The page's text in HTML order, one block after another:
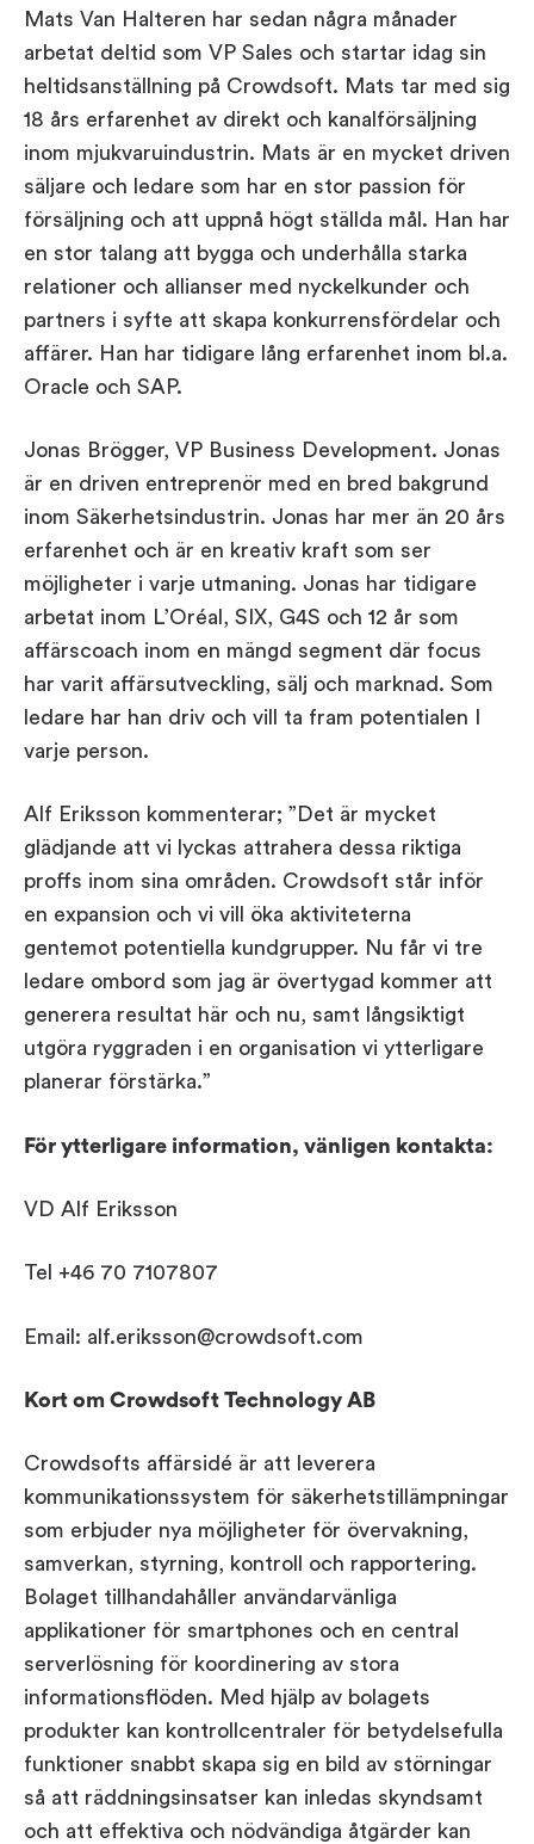
Mats Van Halteren har sedan några månader
arbetat deltid som VP Sales och startar idag sin
heltidsanställning på Crowdsoft. Mats tar med sig
18 års erfarenhet av direkt och kanalförsäljning
inom mjukvaruindustrin. Mats är en mycket driven
säljare och ledare som har en stor passion för
försäljning och att uppnå högt ställda mål. Han har
en stor talang att bygga och underhålla starka
relationer och allianser med nyckelkunder och
partners i syfte att skapa konkurrensfördelar och
affärer. Han har tidigare lång erfarenhet inom bl.a.
Oracle och SAP.
Jonas Brögger, VP Business Development. Jonas
är en driven entreprenör med en bred bakgrund
inom Säkerhetsindustrin. Jonas har mer än 20 års
erfarenhet och är en kreativ kraft som ser
möjligheter i varje utmaning. Jonas har tidigare
arbetat inom L’Oréal, SIX, G4S och 12 år som
affärscoach inom en mängd segment där focus
har varit affärsutveckling, sälj och marknad. Som
ledare har han driv och vill ta fram potentialen I
varje person.
Alf Eriksson kommenterar; ”Det är mycket
glädjande att vi lyckas attrahera dessa riktiga
proffs inom sina områden. Crowdsoft står inför
en expansion och vi vill öka aktiviteterna
gentemot potentiella kundgrupper. Nu får vi tre
ledare ombord som jag är övertygad kommer att
generera resultat här och nu, samt långsiktigt
utgöra ryggraden i en organisation vi ytterligare
planerar förstärka.”
För ytterligare information, vänligen kontakta:
VD Alf Eriksson
Tel +46 70 7107807
Email: alf.eriksson@crowdsoft.com
Kort om Crowdsoft Technology AB
Crowdsofts affärsidé är att leverera
kommunikationssystem för säkerhetstillämpningar
som erbjuder nya möjligheter för övervakning,
samverkan, styrning, kontroll och rapportering.
Bolaget tillhandahåller användarvänliga
applikationer för smartphones och en central
serverlösning för koordinering av stora
informationsflöden. Med hjälp av bolagets
produkter kan kontrollcentraler för betydelsefulla
funktioner snabbt skapa sig en bild av störningar
så att räddningsinsatser kan inledas skyndsamt
och att effektiva och nödvändiga åtgärder kan